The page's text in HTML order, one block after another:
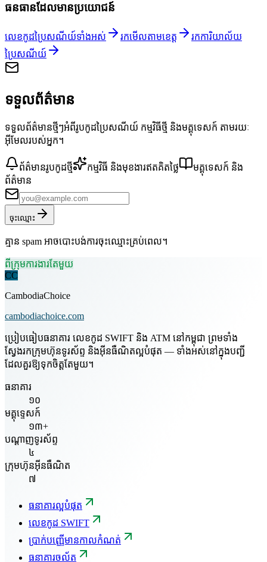
ធនធានដែលមានប្រយោជន៍
លេខកូដប្រៃសណីយ៍ទាំងអស់ រកមើលតាមខេត្ត
រកការិយាល័យ
ប្រៃសណីយ៍
ទទួលព័ត៌មាន
ទទួលព័ត៌មានថ្មីៗអំពីរូបកូដប្រៃសណីយ៍ កម្មវិធីថ្មី និងមគ្គុទេសក៍ តាមរយៈ
អ៊ីមែលរបស់អ្នក។
ព័ត៌មានរូបកូដថ្មី កម្មវិធី និងមុខងារឥតគិតថ្លៃ
មគ្គុទេសក៍ និង
ព័ត៌មាន
ចុះឈ្មោះ
គ្មាន spam អាចបោះបង់ការចុះឈ្មោះគ្រប់ពេល។
ពីក្រុមការងារតែមួយ
CC
CambodiaChoice
cambodiachoice.com
ប្រៀបធៀបធនាគារ លេខកូដ SWIFT និង ATM នៅកម្ពុជា ព្រមទាំង
ស្វែងរកក្រុមហ៊ុនទូរស័ព្ទ និងអ៊ីនធឺណិតល្អបំផុត — ទាំងអស់នៅក្នុងបញ្ជី
ដែលគួរឱ្យទុកចិត្តតែមួយ។
ធនាគារ
១០
មគ្គុទ្ទេសក៍
១៣+
បណ្តាញទូរស័ព្ទ
៤
ក្រុមហ៊ុនអ៊ីនធឺណិត
៧
ធនាគារល្អបំផុត
លេខកូដ SWIFT
ប្រាក់បញ្ញើមានកាលកំណត់
ធនាគារចល័ត